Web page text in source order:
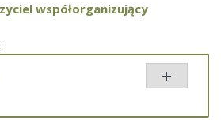
współorganizujący